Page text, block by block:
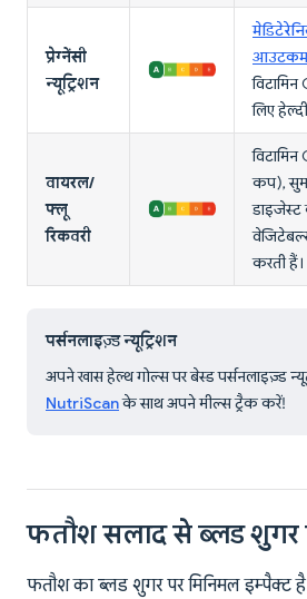
प्रेग्नेंसी
न्यूट्रिशन
आउटकम
लिए
वायरल/
फ्लू
रिकवरी
विटामिन
कप),
डाइजेस्ट
करती हैं।
पर्सनलाइज़्ड न्यूट्रिशन
अपने खास हेल्थ गोल्स पर बेस्ड पर्सनलाइज़्ड
NutriScanके साथ अपने मील्स ट्रैक करें!
फतौश सलाद से ब्लड शुगर
फतौश का ब्लड शुगर पर मिनिमल इम्पैक्ट